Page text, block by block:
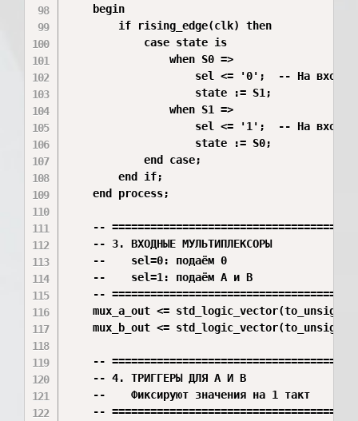
    begin
        if rising_edge(clk) then
            case state is
                when S0 =>
sel <= '0';  -- На входе
                    state := S1;
                when S1 =>
sel <= '1';  -- На входе
                    state := S0;
            end case;
        end if;
    end process;
--
    -- 3. ВХОДНЫЕ МУЛЬТИПЛЕКСОРЫ
    --    sel=0: подаём 0
    --    sel=1: подаём A и B
--
mux_a_out <=
mux_b_out <=
--
    -- 4. ТРИГГЕРЫ ДЛЯ A И B
    --    Фиксируют значения на 1 такт
--